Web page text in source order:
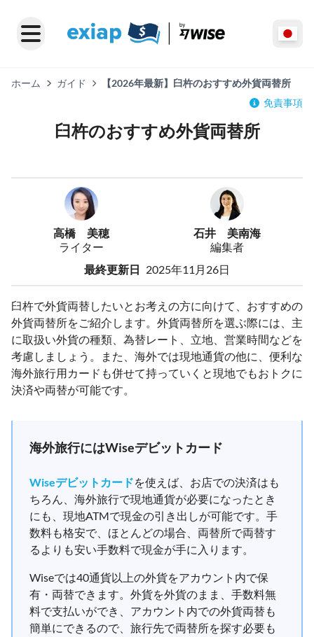
ホーム ガイド
【2026年最新】臼杵のおすすめ外貨両替所
免責事項
臼杵のおすすめ外貨両替所
高橋 美穂
ライター
石井 美南海
編集者
最終更新日 2025年11月26日
臼杵で外貨両替したいとお考えの方に向けて、おすすめの
外貨両替所をご紹介します。外貨両替所を選ぶ際には、主
に取扱い外貨の種類、為替レート、立地、営業時間などを
考慮しましょう。また、海外では現地通貨の他に、便利な
海外旅行用カードも併せて持っていくと現地でもおトクに
決済や両替が可能です。
海外旅行にはWiseデビットカード
Wiseデビットカードを使えば、お店での決済はも
ちろん、海外旅行で現地通貨が必要になったとき
にも、現地ATMで現金の引き出しが可能です。手
数料も格安で、ほとんどの場合、両替所で両替す
るよりも安い手数料で現金が手に入ります。
Wiseでは40通貨以上の外貨をアカウント内で保
有・両替できます。外貨を外貨のまま、手数料無
料で支払いができ、アカウント内での外貨両替も
簡単にできるので、旅行先で両替所を探す必要も